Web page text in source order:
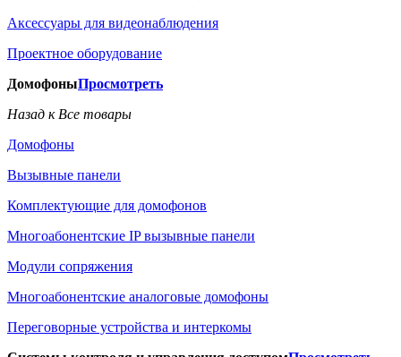
Аксессуары для видеонаблюдения
Проектное оборудование
ДомофоныПросмотреть
Назад к Все товары
Домофоны
Вызывные панели
Комплектующие для домофонов
Многоабонентские IP вызывные панели
Модули сопряжения
Многоабонентские аналоговые домофоны
Переговорные устройства и интеркомы